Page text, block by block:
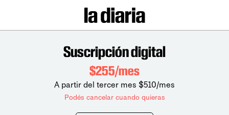
Suscripción digital
$255/mes
A partir del tercer mes $510/mes
Podés cancelar cuando quieras